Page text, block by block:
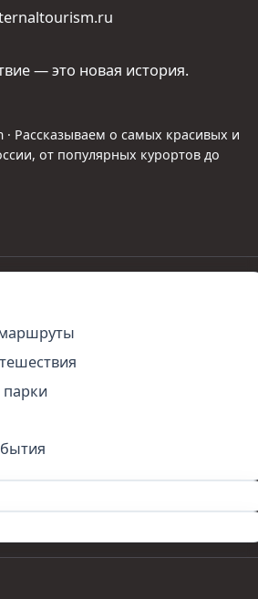
— это новая история.
Рассказываем о самых красивых и
от популярных курортов до